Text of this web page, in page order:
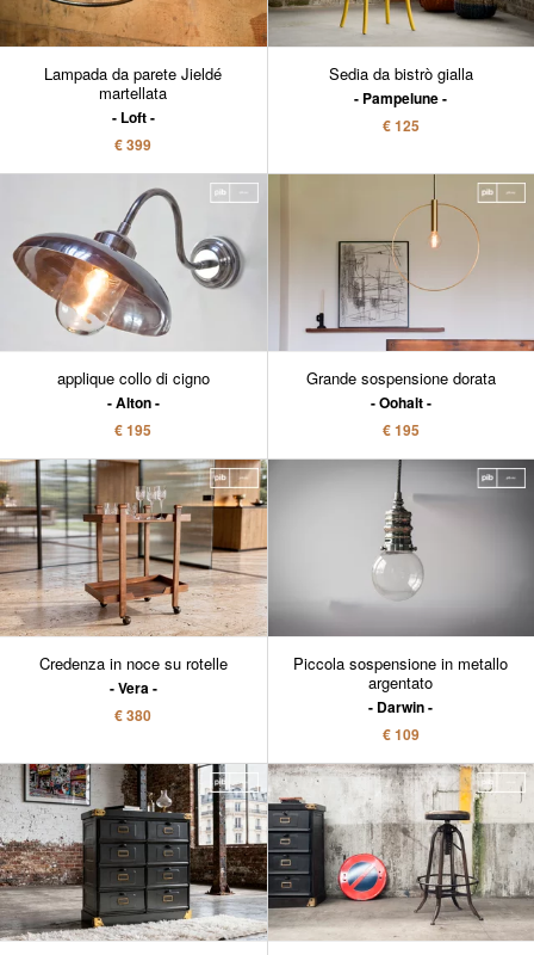
Lampada da parete Jieldé
martellata
Loft
€ 399
Sedia da bistrò gialla
Pampelune
€ 125
applique collo di cigno
Alton
€ 195
Grande sospensione dorata
Oohalt
€ 195
Credenza in noce su rotelle
Vera
€ 380
Piccola sospensione in metallo
argentato
Darwin
€ 109